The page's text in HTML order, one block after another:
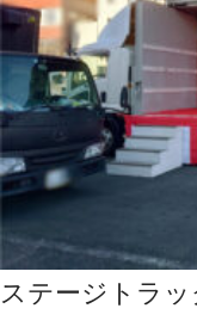
ステージトラッ